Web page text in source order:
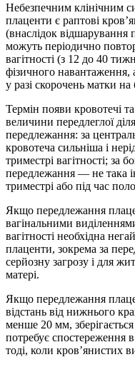
Небезпечним клінічним
плаценти є раптові
(внаслідок відшарування
можуть періодично
вагітності (з 12 до 40
фізичного навантаження,
у разі скорочень матки на
Термін появи кровотечі та
величини передлеглої
передлежання: за
кровотеча сильніша і
триместрі вагітності; за
передлежання — не така
триместрі або під час
Якщо передлежання
вагінальними
вагітності необхідна
плаценти, зокрема за
серйозну загрозу і для
матері.
Якщо передлежання
відстань від нижнього
менше 20 мм,
потребує спостереження
тоді, коли кров’янистих